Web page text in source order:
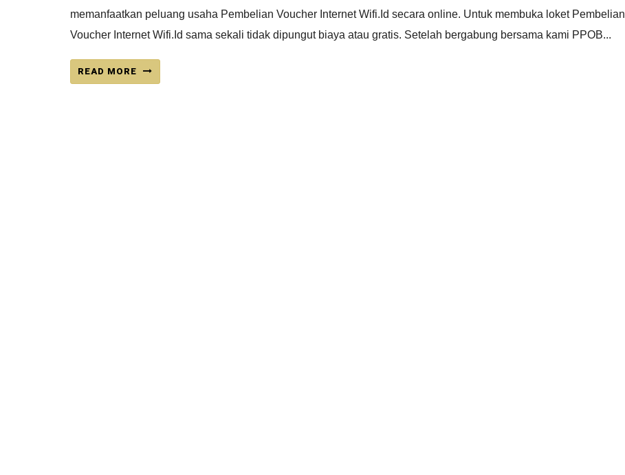
memanfaatkan peluang usaha Pembelian Voucher Internet Wifi.Id secara online. Untuk membuka loket Pembelian
Voucher Internet Wifi.Id sama sekali tidak dipungut biaya atau gratis. Setelah bergabung bersama kami PPOB...
READ MORE